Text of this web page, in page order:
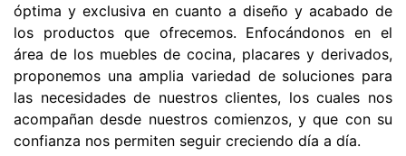
óptima y exclusiva en cuanto a diseño y acabado de
los productos que ofrecemos. Enfocándonos en el
área de los muebles de cocina, placares y derivados,
proponemos una amplia variedad de soluciones para
las necesidades de nuestros clientes, los cuales nos
acompañan desde nuestros comienzos, y que con su
confianza nos permiten seguir creciendo día a día.